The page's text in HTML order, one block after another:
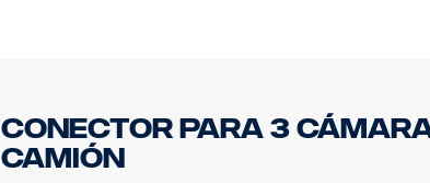
Conector para 3
camión